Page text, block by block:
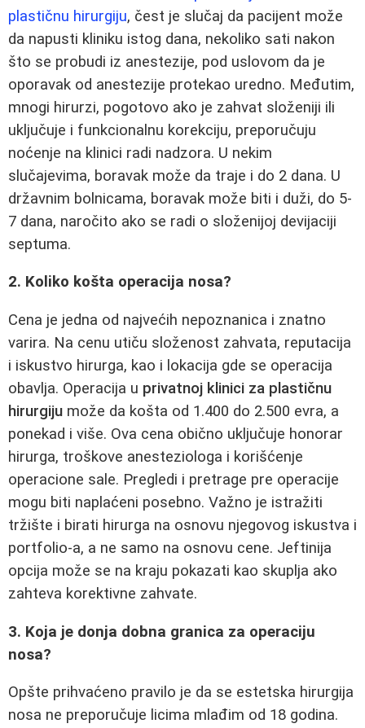
plastičnu hirurgiju, čest je slučaj da pacijent može
da napusti kliniku istog dana, nekoliko sati nakon
što se probudi iz anestezije, pod uslovom da je
oporavak od anestezije protekao uredno. Međutim,
mnogi hirurzi, pogotovo ako je zahvat složeniji ili
uključuje i funkcionalnu korekciju, preporučuju
noćenje na klinici radi nadzora. U nekim
slučajevima, boravak može da traje i do 2 dana. U
državnim bolnicama, boravak može biti i duži, do 5-
7 dana, naročito ako se radi o složenijoj devijaciji
septuma.
2. Koliko košta operacija nosa?
Cena je jedna od najvećih nepoznanica i znatno
varira. Na cenu utiču složenost zahvata, reputacija
i iskustvo hirurga, kao i lokacija gde se operacija
obavlja. Operacija u privatnoj klinici za plastičnu
hirurgiju može da košta od 1.400 do 2.500 evra, a
ponekad i više. Ova cena obično uključuje honorar
hirurga, troškove anesteziologa i korišćenje
operacione sale. Pregledi i pretrage pre operacije
mogu biti naplaćeni posebno. Važno je istražiti
tržište i birati hirurga na osnovu njegovog iskustva i
portfolio-a, a ne samo na osnovu cene. Jeftinija
opcija može se na kraju pokazati kao skuplja ako
zahteva korektivne zahvate.
3. Koja je donja dobna granica za operaciju
nosa?
Opšte prihvaćeno pravilo je da se estetska hirurgija
nosa ne preporučuje licima mlađim od 18 godina.